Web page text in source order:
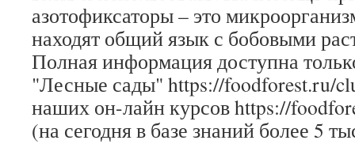
азотофиксаторы – это
находят общий язык с бобовыми
Полная информация доступна
"Лесные сады" https://foodforest.ru/
наших он-лайн курсов https://
(на сегодня в базе знаний более 5